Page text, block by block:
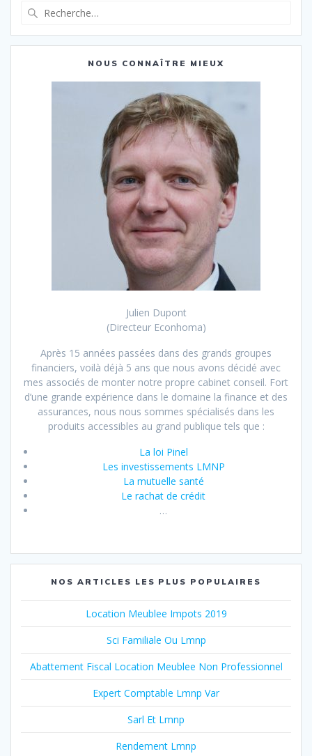
:
NOUS CONNAÎTRE MIEUX
Julien Dupont
(Directeur Econhoma)
Après 15 années passées dans des grands groupes
financiers, voilà déjà 5 ans que nous avons décidé avec
mes associés de monter notre propre cabinet conseil. Fort
d’une grande expérience dans le domaine la finance et des
assurances, nous nous sommes spécialisés dans les
produits accessibles au grand publique tels que :
La loi Pinel
Les investissements LMNP
La mutuelle santé
Le rachat de crédit
…
NOS ARTICLES LES PLUS POPULAIRES
Location Meublee Impots 2019
Sci Familiale Ou Lmnp
Abattement Fiscal Location Meublee Non Professionnel
Expert Comptable Lmnp Var
Sarl Et Lmnp
Rendement Lmnp